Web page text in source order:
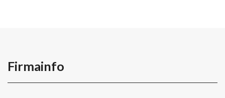
Firmainfo